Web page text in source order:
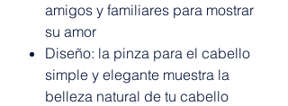
amigos y familiares para mostrar
su amor
Diseño: la pinza para el cabello
simple y elegante muestra la
belleza natural de tu cabello